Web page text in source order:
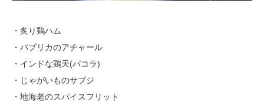
・炙り鶏ハム
・パプリカのアチャール
・インドな鶏天(パコラ)
・じゃがいものサブジ
・地海老のスパイスフリット